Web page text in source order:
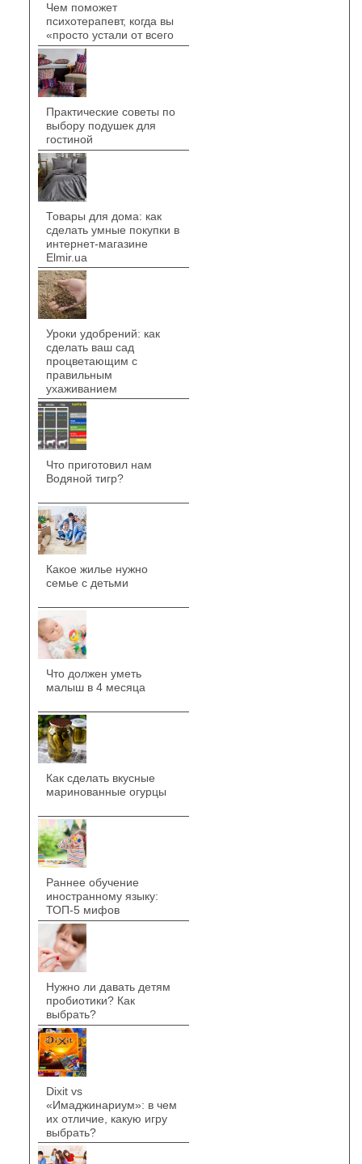
Чем поможет
психотерапевт, когда вы
«просто устали от всего
Практические советы по
выбору подушек для
гостиной
Товары для дома: как
сделать умные покупки в
интернет-магазине
Elmir.ua
Уроки удобрений: как
сделать ваш сад
процветающим с
правильным
ухаживанием
Что приготовил нам
Водяной тигр?
Какое жилье нужно
семье с детьми
Что должен уметь
малыш в 4 месяца
Как сделать вкусные
маринованные огурцы
Раннее обучение
иностранному языку:
ТОП-5 мифов
Нужно ли давать детям
пробиотики? Как
выбрать?
Dixit vs
«Имаджинариум»: в чем
их отличие, какую игру
выбрать?